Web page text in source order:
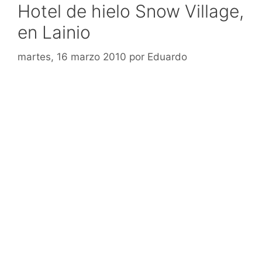
Hotel de hielo Snow Village,
en Lainio
martes, 16 marzo 2010 por Eduardo